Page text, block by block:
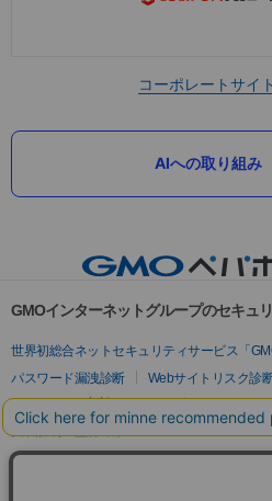
コーポレートサイト
AIへの取り組み
GMOインターネットグループのセキュ
世界初総合ネットセキュリティサービス「
パスワード漏洩診断
Webサイトリスク診
セキュリティ相談AIチャットボット
実在証明・盗聴対策
サイバー攻撃対策（GMOサイバーセキュリテ